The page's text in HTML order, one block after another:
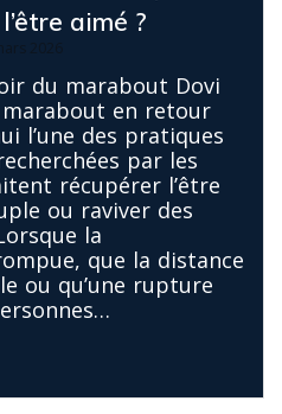
aimé ?
du marabout Dovi
en retour
l’une des pratiques
par les
récupérer l’être
ou raviver des
la
que la distance
ou qu’une rupture